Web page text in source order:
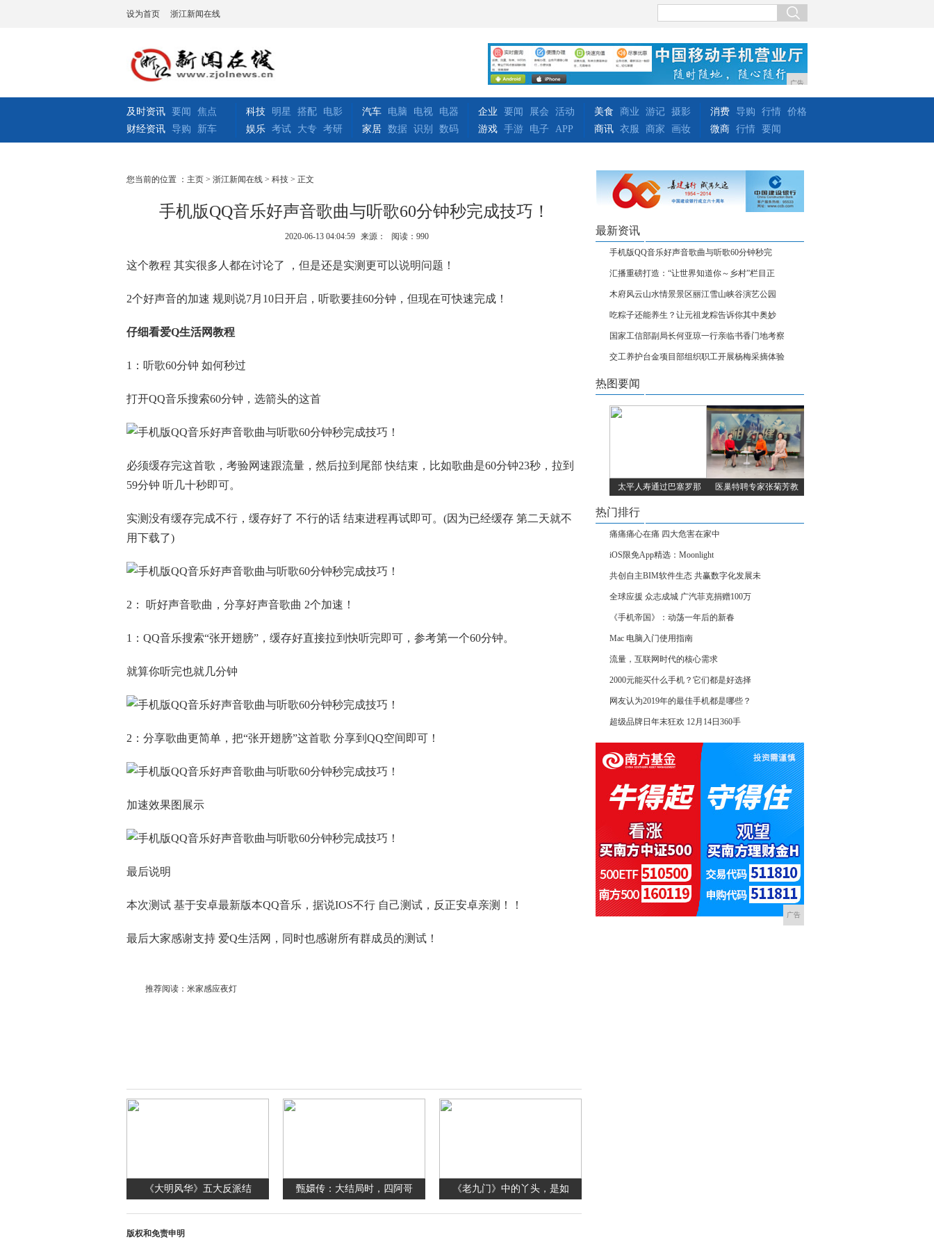
设为首页 浙江新闻在线
广告
及时资讯 要闻
焦点
财经资讯 导购 新车
科技 明星 搭配
电影
娱乐 考试 大专 考研
汽车 电脑 电视
电器
家居 数据 识别 数码
企业 要闻 展会
活动
游戏 手游 电子 APP
美食 商业 游记 摄影
商讯 衣服 商家 画妆
消费 导购 行情 价格
微商 行情 要闻
您当前的位置 ： 主页 > 浙江新闻在线 > 科技 > 正文
手机版QQ音乐好声音歌曲与听歌60分钟秒完成技巧！
2020-06-13 04:04:59 来源： 阅读：990
这个教程 其实很多人都在讨论了 ，但是还是实测更可以说明问题！
2个好声音的加速 规则说7月10日开启，听歌要挂60分钟，但现在可快速完成！
仔细看爱Q生活网教程
1：听歌60分钟 如何秒过
打开QQ音乐搜索60分钟，选箭头的这首
必须缓存完这首歌，考验网速跟流量，然后拉到尾部 快结束，比如歌曲是60分钟23秒，拉到
59分钟 听几十秒即可。
实测没有缓存完成不行，缓存好了 不行的话 结束进程再试即可。(因为已经缓存 第二天就不
用下载了)
2： 听好声音歌曲，分享好声音歌曲 2个加速！
1：QQ音乐搜索“张开翅膀”，缓存好直接拉到快听完即可，参考第一个60分钟。
就算你听完也就几分钟
2：分享歌曲更简单，把“张开翅膀”这首歌 分享到QQ空间即可！
加速效果图展示
最后说明
本次测试 基于安卓最新版本QQ音乐，据说IOS不行 自己测试，反正安卓亲测！！
最后大家感谢支持 爱Q生活网，同时也感谢所有群成员的测试！
推荐阅读： 米家感应夜灯
​《大明风华》五大反派结 甄嬛传：大结局时，四阿哥 《老九门》中的丫头，是如
版权和免责申明
最新资讯
手机版QQ音乐好声音歌曲与听歌60分钟秒完
汇播重磅打造：“让世界知道你～乡村”栏目正
木府风云山水情景景区丽江雪山峡谷演艺公园
吃粽子还能养生？让元祖龙粽告诉你其中奥妙
国家工信部副局长何亚琼一行亲临书香门地考察
交工养护台金项目部组织职工开展杨梅采摘体验
热图要闻
太平人寿通过巴塞罗那 医巢特聘专家张菊芳教
热门排行
痛痛痛心在痛 四大危害在家中
iOS限免App精选：Moonlight
共创自主BIM软件生态 共赢数字化发展未
全球应援 众志成城 广汽菲克捐赠100万
《手机帝国》：动荡一年后的新春
Mac 电脑入门使用指南
流量，互联网时代的核心需求
2000元能买什么手机？它们都是好选择
网友认为2019年的最佳手机都是哪些？
超级品牌日年末狂欢 12月14日360手
广告